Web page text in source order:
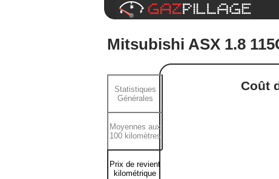
Mitsubishi ASX 1.8
Coût
Statistiques
Générales
Moyennes aux
100 kilomètres
Prix de revient
kilométrique